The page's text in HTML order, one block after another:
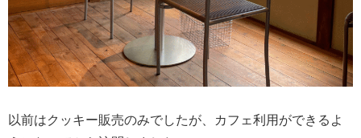
以前はクッキー販売のみでしたが、カフェ利用ができるよ